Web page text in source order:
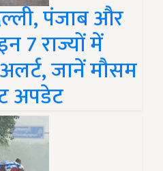
पंजाब और
7 राज्यों में
जानें मौसम
अपडेट